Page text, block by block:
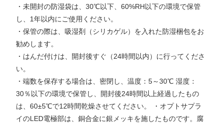
・未開封の防湿袋は、30℃以下、60%RH以下の環境で保管
し、1年以内にご使用ください。
・保管の際は、吸湿剤（シリカゲル）を入れた防湿梱包をお
勧めします。
・はんだ付けは、開封後すぐ（24時間以内）に行ってくださ
い。
・端数を保存する場合は、密閉し、温度：5～30℃ 湿度：
30％以下の環境で保管し、開封後24時間以上経過したもの
は、60±5℃で12時間乾燥させてください。 ・オプトサプラ
イのLED電極部は、銅合金に銀メッキを施したものです。腐